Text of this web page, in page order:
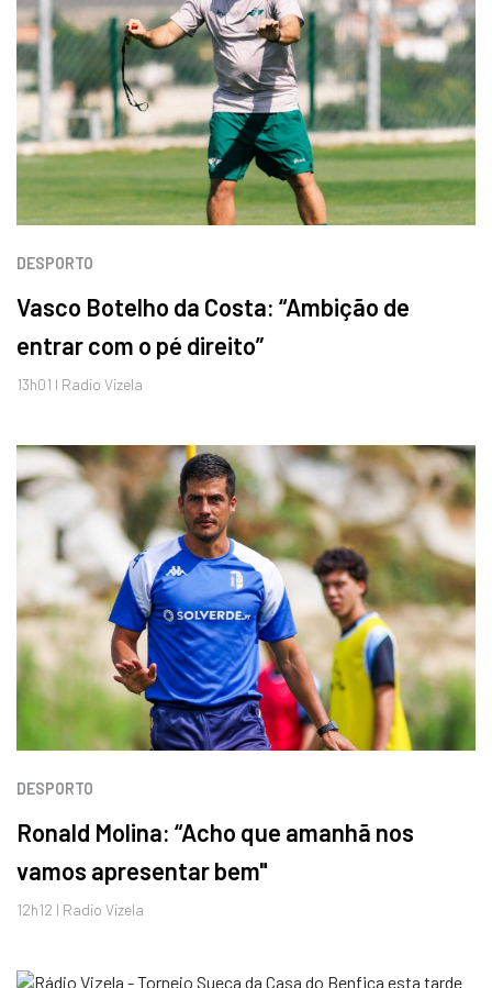
DESPORTO
Vasco Botelho da Costa: “Ambição de
entrar com o pé direito”
13h01 I Radio Vizela
DESPORTO
Ronald Molina: “Acho que amanhã nos
vamos apresentar bem"
12h12 I Radio Vizela